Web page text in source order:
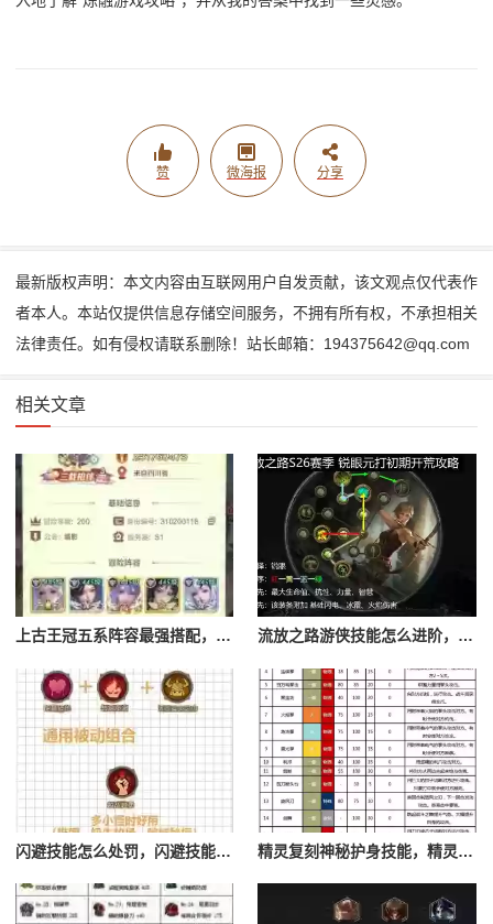
赞 微海报 分享
最新版权声明：本文内容由互联网用户自发贡献，该文观点仅代表作
者本人。本站仅提供信息存储空间服务，不拥有所有权，不承担相关
法律责任。如有侵权请联系删除！站长邮箱：194375642@qq.com
相关文章
上古王冠五系阵容最强搭配，上古王冠五星排行 流放之路游侠技能怎么进阶，流放之路游侠技能怎么进阶的
闪避技能怎么处罚，闪避技能怎么处罚队友 精灵复刻神秘护身技能，精灵复刻攻略